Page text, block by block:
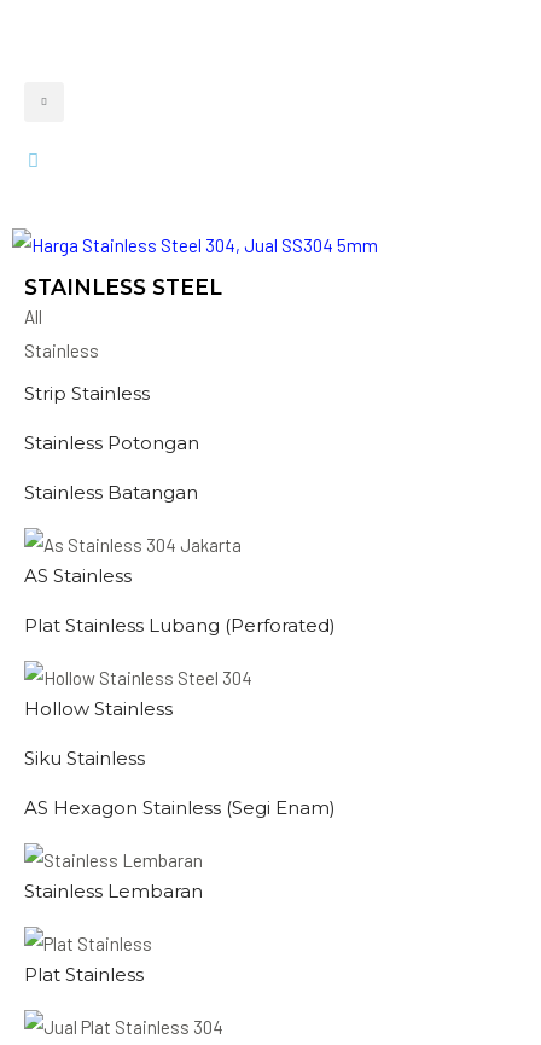
STAINLESS STEEL
All
Stainless
Strip Stainless
Stainless Potongan
Stainless Batangan
AS Stainless
Plat Stainless Lubang (Perforated)
Hollow Stainless
Siku Stainless
AS Hexagon Stainless (Segi Enam)
Stainless Lembaran
Plat Stainless